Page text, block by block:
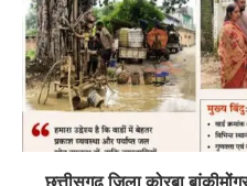
छत्तीसगढ़ जिला कोरबा